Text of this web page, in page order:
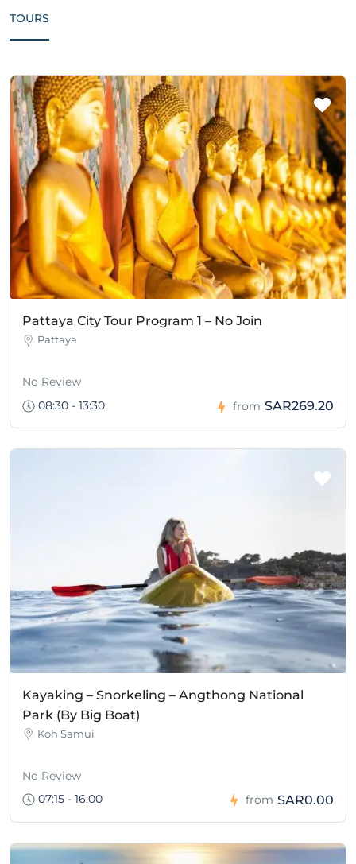
TOURS
Pattaya City Tour Program 1 – No Join
Pattaya
No Review
08:30 - 13:30
from SAR269.20
Kayaking – Snorkeling – Angthong National
Park (By Big Boat)
Koh Samui
No Review
07:15 - 16:00
from SAR0.00